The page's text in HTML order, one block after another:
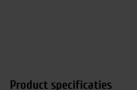
Product specificaties